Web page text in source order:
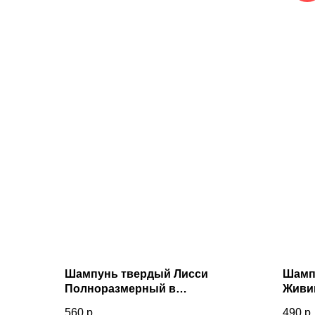
Шампунь твердый Лисси
Полноразмерный в
560 р. 490 р.